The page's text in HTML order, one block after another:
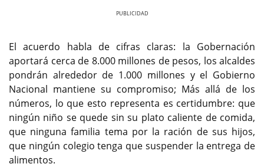
El acuerdo habla de cifras claras: la Gobernación
aportará cerca de 8.000 millones de pesos, los alcaldes
pondrán alrededor de 1.000 millones y el Gobierno
Nacional mantiene su compromiso; Más allá de los
números, lo que esto representa es certidumbre: que
ningún niño se quede sin su plato caliente de comida,
que ninguna familia tema por la ración de sus hijos,
que ningún colegio tenga que suspender la entrega de
alimentos.